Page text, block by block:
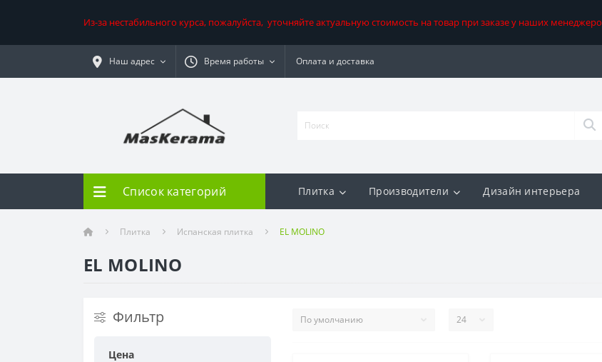
Из-за нестабильного курса, пожалуйста, уточняйте актуальную стоимость на товар при заказе у наших
Наш адрес Время работы Оплата и доставка
Список категорий Плитка Производители Дизайн интерьера
Плитка Испанская плитка EL MOLINO
EL MOLINO
Фильтр
Цена